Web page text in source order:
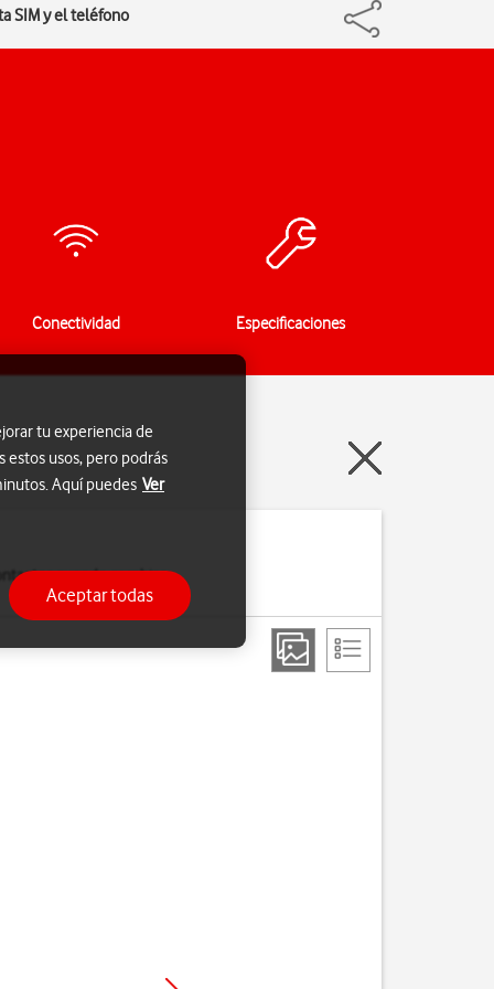
SIM y el teléfono
Conectividad Especificaciones
cuando cambias
tu experiencia de
estos usos, pero podrás
Aquí puedes Ver
Aceptar todas